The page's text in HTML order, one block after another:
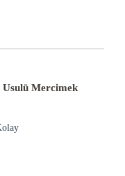
Usulü Mercimek